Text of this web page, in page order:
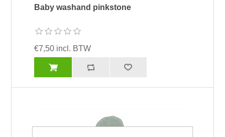
Baby washand pinkstone
€7,50 incl. BTW